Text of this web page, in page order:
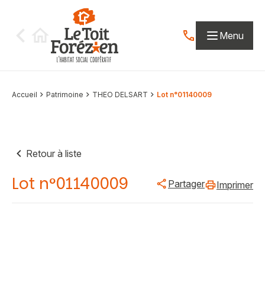
Contactez-nous
Menu
Accueil Patrimoine THEO DELSART Lot n°01140009
Retour à liste
Lot n°01140009 Partager Imprimer